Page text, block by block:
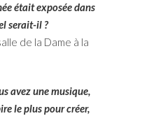
était exposée dans
serait-il ?
de la Dame à la
avez une musique,
le plus pour créer,